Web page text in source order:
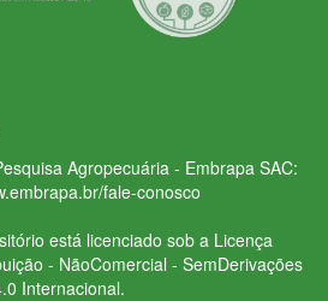
Agropecuária - Embrapa SAC:
fale-conosco
está licenciado sob a Licença
- NãoComercial - SemDerivações
Internacional.